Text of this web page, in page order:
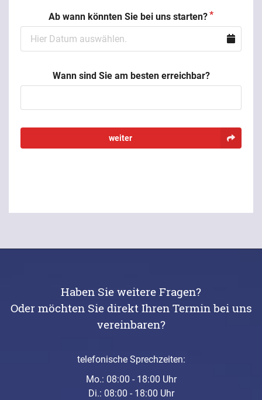
Ab wann könnten Sie bei uns starten?
Wann sind Sie am besten erreichbar?
weiter
Haben Sie weitere Fragen?
Oder möchten Sie direkt Ihren Termin bei uns
vereinbaren?
telefonische Sprechzeiten:
Mo.: 08:00 - 18:00 Uhr
Di.: 08:00 - 18:00 Uhr